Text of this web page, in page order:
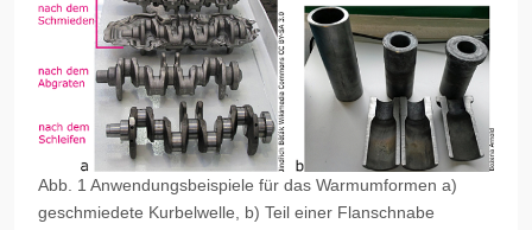
Abb. 1 Anwendungsbeispiele für das Warmumformen a)
geschmiedete Kurbelwelle, b) Teil einer Flanschnabe